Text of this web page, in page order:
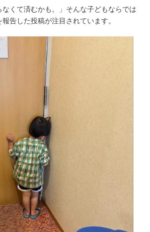
なくて済むかも。」そんな子どもならでは
告した投稿が注目されています。